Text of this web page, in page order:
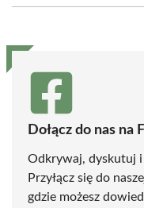
(Twitter)
Dołącz do nas na
Odkrywaj, dyskutuj i
Przyłącz się do
gdzie możesz